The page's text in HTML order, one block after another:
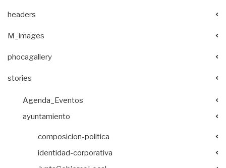
headers
M_images
phocagallery
stories
Agenda_Eventos
ayuntamiento
composicion-politica
identidad-corporativa